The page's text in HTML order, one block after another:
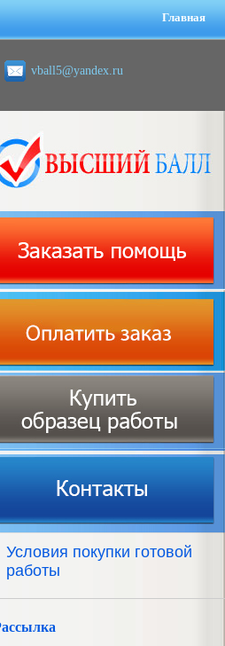
Главная
vball5@yandex.ru
Условия покупки готовой
работы